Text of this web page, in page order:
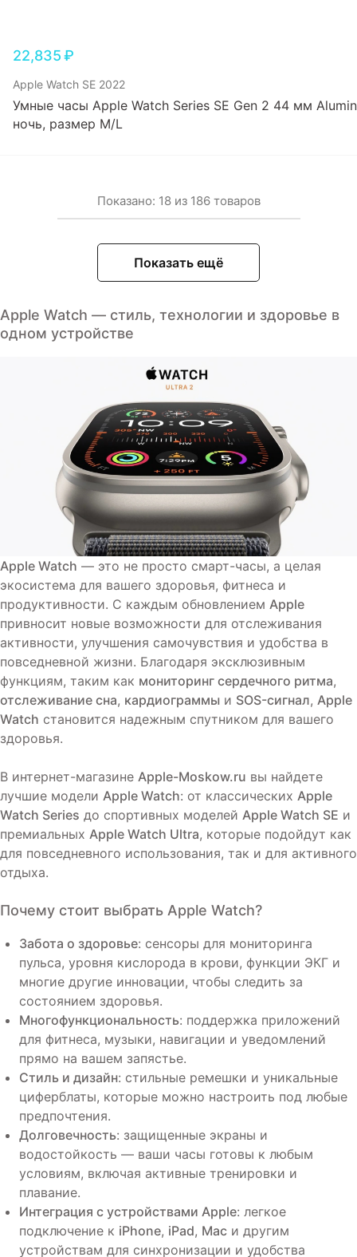
22,835₽
Apple Watch SE 2022
Умные часы Apple Watch Series SE Gen 2 44 мм
ночь, размер M/L
Показано: 18 из 186 товаров
Показать ещё
Apple Watch — стиль, технологии и здоровье в
одном устройстве
Apple Watch — это не просто смарт-часы, а целая
экосистема для вашего здоровья, фитнеса и
продуктивности. С каждым обновлением Apple
привносит новые возможности для отслеживания
активности, улучшения самочувствия и удобства в
повседневной жизни. Благодаря эксклюзивным
функциям, таким как мониторинг сердечного ритма,
отслеживание сна, кардиограммы и SOS-сигнал, Apple
Watch становится надежным спутником для вашего
здоровья.
В интернет-магазине Apple-Moskow.ru вы найдете
лучшие модели Apple Watch: от классических Apple
Watch Series до спортивных моделей Apple Watch SE и
премиальных Apple Watch Ultra, которые подойдут как
для повседневного использования, так и для активного
отдыха.
Почему стоит выбрать Apple Watch?
Забота о здоровье: сенсоры для мониторинга
пульса, уровня кислорода в крови, функции ЭКГ и
многие другие инновации, чтобы следить за
состоянием здоровья.
Многофункциональность: поддержка приложений
для фитнеса, музыки, навигации и уведомлений
прямо на вашем запястье.
Стиль и дизайн: стильные ремешки и уникальные
циферблаты, которые можно настроить под любые
предпочтения.
Долговечность: защищенные экраны и
водостойкость — ваши часы готовы к любым
условиям, включая активные тренировки и
плавание.
Интеграция с устройствами Apple: легкое
подключение к iPhone, iPad, Mac и другим
устройствам для синхронизации и удобства